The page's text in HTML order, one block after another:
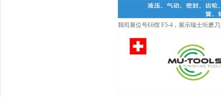
我司展位号E6馆 F5-4 ，展示瑞士珩磨